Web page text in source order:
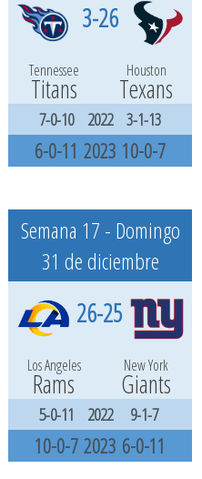
3-26
Tennessee Houston
Titans Texans
7-0-10 2022 3-1-13
6-0-11 2023 10-0-7
Semana 17 - Domingo
31 de diciembre
26-25
Los Angeles New York
Rams Giants
5-0-11 2022 9-1-7
10-0-7 2023 6-0-11